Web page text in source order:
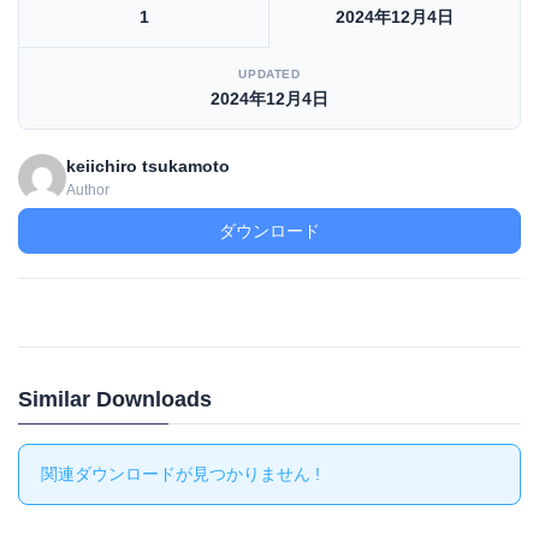
1 2024年12月4日
UPDATED
2024年12月4日
keiichiro tsukamoto
Author
ダウンロード
Similar Downloads
関連ダウンロードが見つかりません !